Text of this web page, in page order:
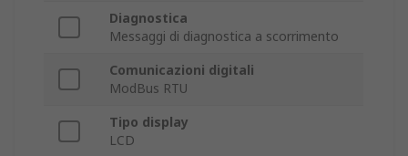
Diagnostica
Messaggi di diagnostica a scorrimento
Comunicazioni digitali
ModBus RTU
Tipo display
LCD